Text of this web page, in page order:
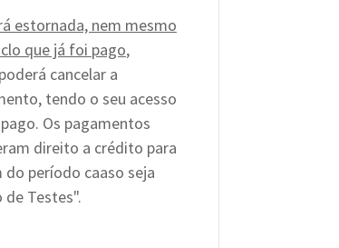
estornada, nem mesmo
que já foi pago,
cancelar a
tendo o seu acesso
Os pagamentos
direito a crédito para
período caaso seja
Testes".